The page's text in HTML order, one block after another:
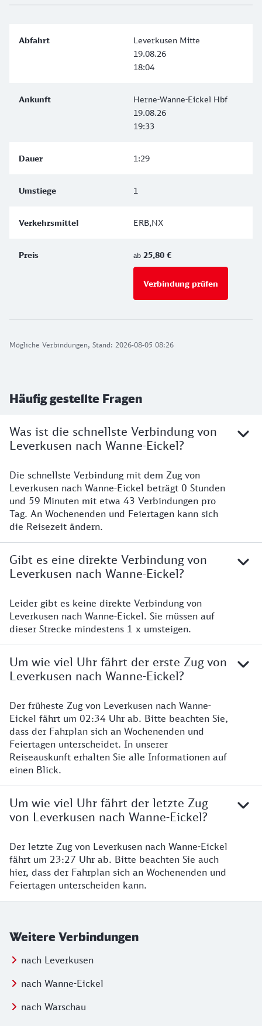
Mögliche Verbindungen, Stand: 2026-08-05 08:26
Leverkusen Mitte
19.08.26
18:04
Herne-Wanne-Eickel Hbf
19.08.26
19:33
1:29
1
ERB,NX
ab 25,80 €
Verbindung prüfen
Häufig gestellte Fragen
Was ist die schnellste Verbindung von
Leverkusen nach Wanne-Eickel?
Die schnellste Verbindung mit dem Zug von
Leverkusen nach Wanne-Eickel beträgt 0 Stunden
und 59 Minuten mit etwa 43 Verbindungen pro
Tag. An Wochenenden und Feiertagen kann sich
die Reisezeit ändern.
Gibt es eine direkte Verbindung von
Leverkusen nach Wanne-Eickel?
Leider gibt es keine direkte Verbindung von
Leverkusen nach Wanne-Eickel. Sie müssen auf
dieser Strecke mindestens 1 x umsteigen.
Um wie viel Uhr fährt der erste Zug von
Leverkusen nach Wanne-Eickel?
Der früheste Zug von Leverkusen nach Wanne-
Eickel fährt um 02:34 Uhr ab. Bitte beachten Sie,
dass der Fahrplan sich an Wochenenden und
Feiertagen unterscheidet. In unserer
Reiseauskunft erhalten Sie alle Informationen auf
einen Blick.
Um wie viel Uhr fährt der letzte Zug
von Leverkusen nach Wanne-Eickel?
Der letzte Zug von Leverkusen nach Wanne-Eickel
fährt um 23:27 Uhr ab. Bitte beachten Sie auch
hier, dass der Fahrplan sich an Wochenenden und
Feiertagen unterscheiden kann.
Weitere Verbindungen
nach Leverkusen
nach Wanne-Eickel
nach Warschau